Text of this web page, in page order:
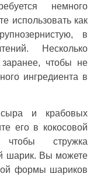
немного
использовать как
в
Несколько
заранее, чтобы не
ингредиента в
и крабовых
его в кокосовой
чтобы стружка
шарик. Вы можете
формы шариков